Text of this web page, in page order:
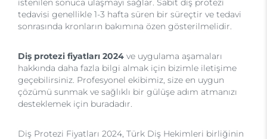
istenilen sonuca ulaşmayı sağlar. Sabit diş protezi
tedavisi genellikle 1-3 hafta süren bir süreçtir ve tedavi
sonrasında kronların bakımına özen gösterilmelidir.
Diş protezi fiyatları 2024 ve uygulama aşamaları
hakkında daha fazla bilgi almak için bizimle iletişime
geçebilirsiniz. Profesyonel ekibimiz, size en uygun
çözümü sunmak ve sağlıklı bir gülüşe adım atmanızı
desteklemek için buradadır.
Diş Protezi Fiyatları 2024, Türk Diş Hekimleri birliğinin